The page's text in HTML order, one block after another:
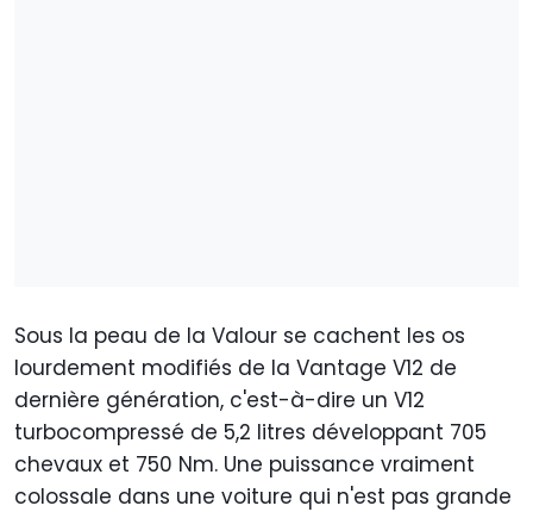
Sous la peau de la Valour se cachent les os
lourdement modifiés de la Vantage V12 de
dernière génération, c'est-à-dire un V12
turbocompressé de 5,2 litres développant 705
chevaux et 750 Nm. Une puissance vraiment
colossale dans une voiture qui n'est pas grande